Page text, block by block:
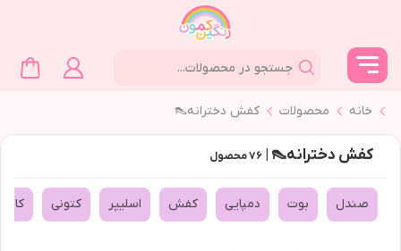
خانه محصولات کفش دخترانه👠
کفش دخترانه👠 | ۷۶محصول
صندل بوت دمپايي کفش اسلیپر كتوني كالج